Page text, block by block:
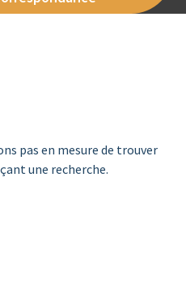
pas en mesure de trouver
une recherche.